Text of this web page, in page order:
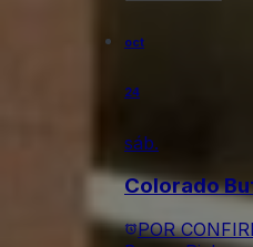
oct
24
sáb.
Colorado
POR